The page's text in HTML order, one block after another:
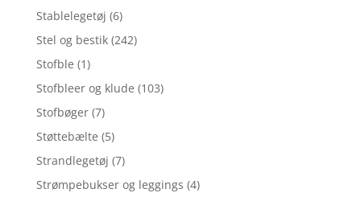
Stablelegetøj (6)
Stel og bestik (242)
Stofble (1)
Stofbleer og klude (103)
Stofbøger (7)
Støttebælte (5)
Strandlegetøj (7)
Strømpebukser og leggings (4)